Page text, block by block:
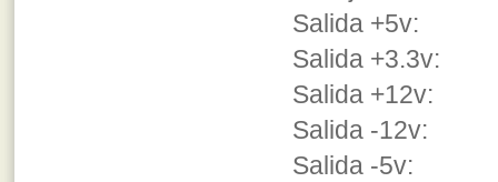
Salida +5v:
Salida +3.3v:
Salida +12v:
Salida -12v:
Salida -5v: